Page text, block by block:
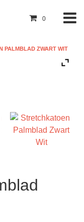
0
PALMBLAD ZWART WIT